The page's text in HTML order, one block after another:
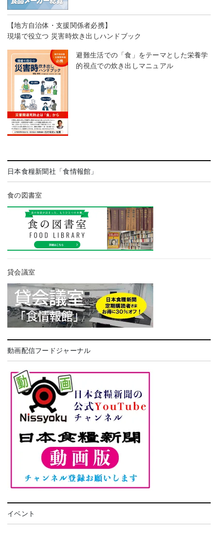
【地方自治体・支援関係者必携】
現場で役立つ 災害時炊き出しハンドブック
避難生活での「食」をテーマとした栄養学
的視点での炊き出しマニュアル
日本食糧新聞社「食情報館」
食の図書室
貸会議室
動画配信フードジャーナル
イベント